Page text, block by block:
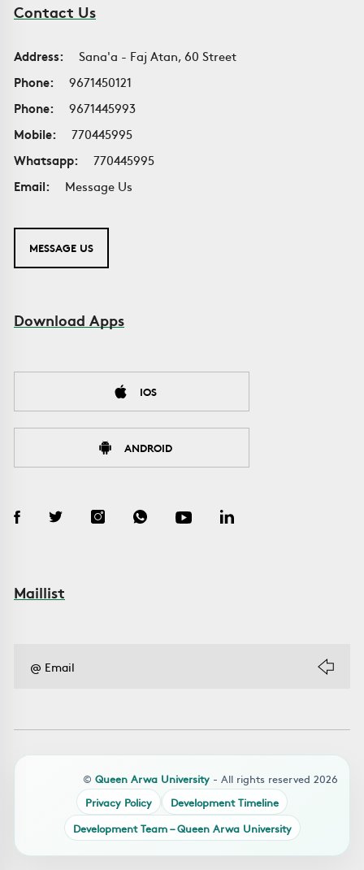
Contact Us
Address:
Sana'a - Faj Atan, 60 Street
Phone:
9671450121
Phone:
9671445993
Mobile:
770445995
Whatsapp:
770445995
Email:
Message Us
MESSAGE US
Download Apps
IOS
ANDROID
Maillist
© Queen Arwa University - All rights reserved 2026
Privacy Policy
Development Timeline
Development Team – Queen Arwa University